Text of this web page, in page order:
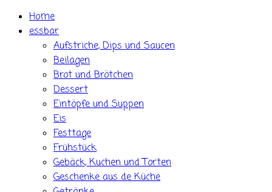
Skip Home
essbar
Aufstriche, Dips und Saucen
Beilagen
Brot und Brötchen
Dessert
Eintöpfe und Suppen
Eis
Festtage
Frühstück
Gebäck, Kuchen und Torten
Geschenke aus de Küche